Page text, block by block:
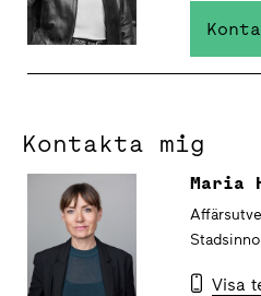
Kontakta mig
Maria
Visa